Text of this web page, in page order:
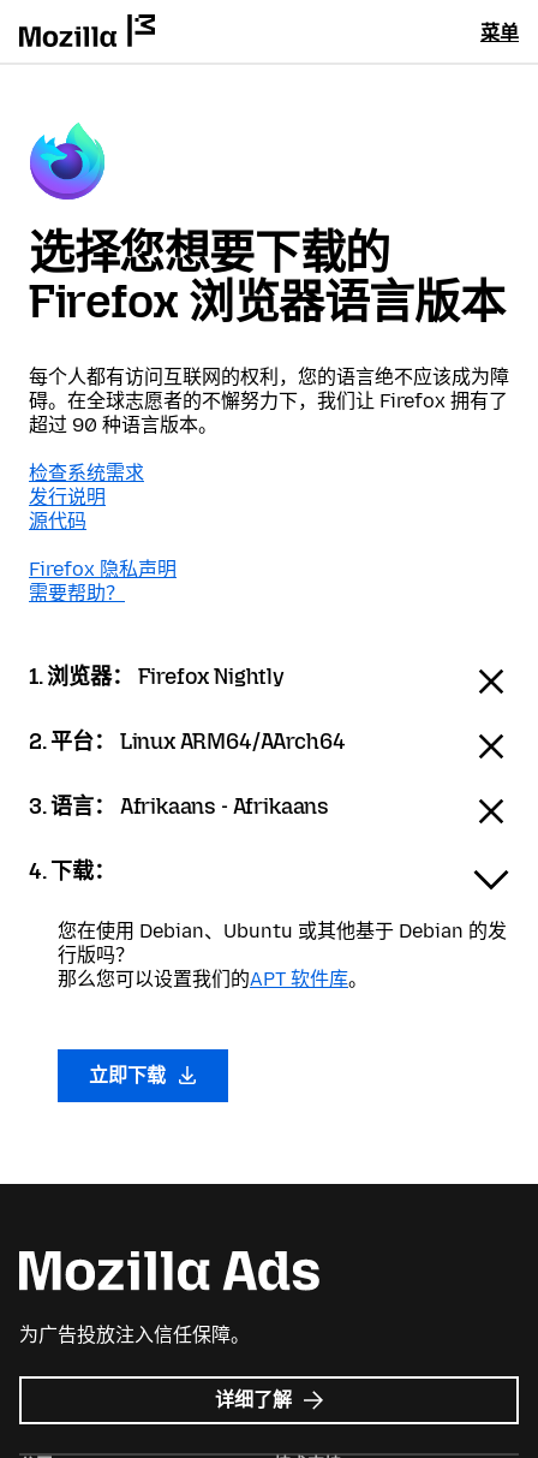
菜单
选择您想要下载的
Firefox 浏览器语言版本
每个人都有访问互联网的权利，您的语言绝不应该成为障
碍。在全球志愿者的不懈努力下，我们让 Firefox 拥有了
超过 90 种语言版本。
检查系统需求
发行说明
源代码
Firefox 隐私声明
需要帮助？
1. 浏览器： Firefox Nightly
2. 平台： Linux ARM64/AArch64
3. 语言： Afrikaans - Afrikaans
4. 下载：
您在使用 Debian、Ubuntu 或其他基于 Debian 的发
行版吗？
那么您可以设置我们的APT 软件库。
立即下载
为广告投放注入信任保障。
详细了解 Mozilla
广